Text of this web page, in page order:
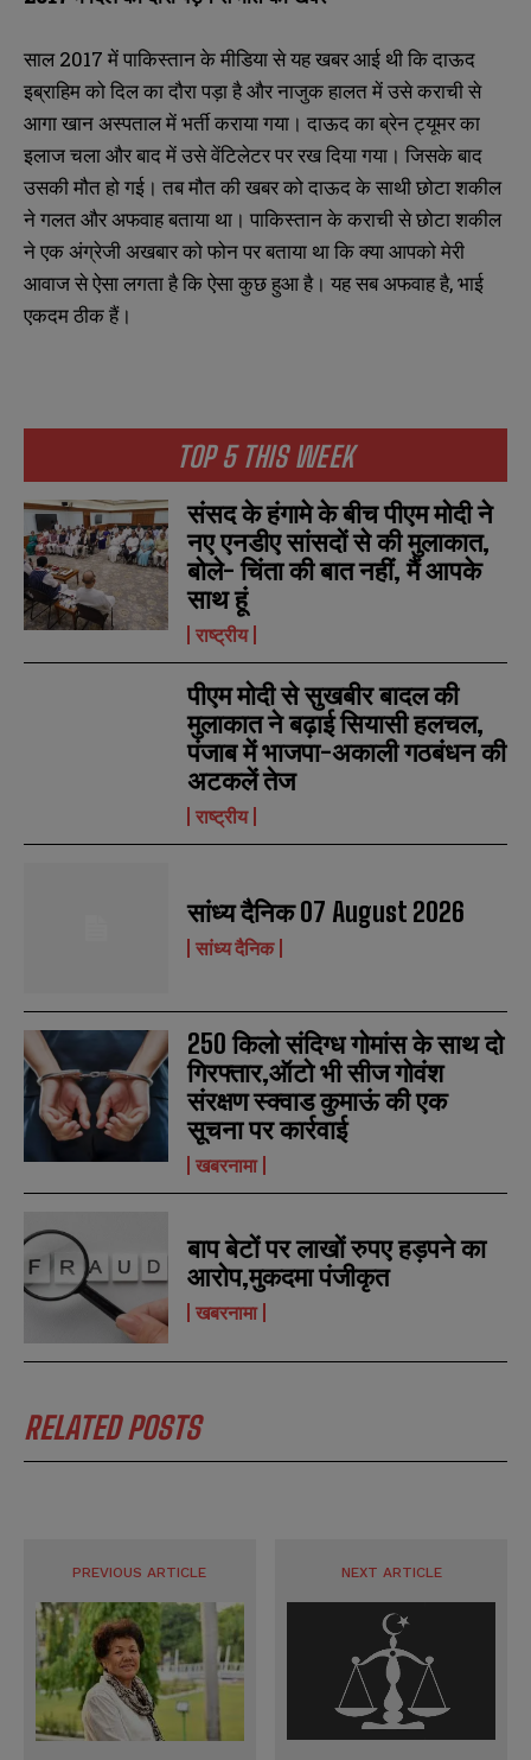
E
l
*
N
u
m
b
e
r
s
SUBMIT
E
l
*
N
u
m
b
e
r
s
SUBMIT
TOP 5 THIS WEEK
संसद के हंगामे के बीच पीएम मोदी ने
नए एनडीए सांसदों से की मुलाकात,
बोले- चिंता की बात नहीं, मैं आपके
साथ हूं
राष्ट्रीय
पीएम मोदी से सुखबीर बादल की
मुलाकात ने बढ़ाई सियासी हलचल,
पंजाब में भाजपा-अकाली गठबंधन की
अटकलें तेज
राष्ट्रीय
सांध्य दैनिक 07 August 2026
सांध्य दैनिक
250 किलो संदिग्ध गोमांस के साथ दो
गिरफ्तार,ऑटो भी सीज गोवंश
संरक्षण स्क्वाड कुमाऊं की एक
सूचना पर कार्रवाई
खबरनामा
बाप बेटों पर लाखों रुपए हड़पने का
आरोप,मुकदमा पंजीकृत
खबरनामा
RELATED POSTS
साल 2017 में पाकिस्तान के मीडिया से यह खबर आई थी कि दाऊद
इब्राहिम को दिल का दौरा पड़ा है और नाजुक हालत में उसे कराची से
आगा खान अस्पताल में भर्ती कराया गया। दाऊद का ब्रेन ट्यूमर का
इलाज चला और बाद में उसे वेंटिलेटर पर रख दिया गया। जिसके बाद
उसकी मौत हो गई। तब मौत की खबर को दाऊद के साथी छोटा शकील
ने गलत और अफवाह बताया था। पाकिस्तान के कराची से छोटा शकील
ने एक अंग्रेजी अखबार को फोन पर बताया था कि क्या आपको मेरी
आवाज से ऐसा लगता है कि ऐसा कुछ हुआ है। यह सब अफवाह है, भाई
एकदम ठीक हैं।
PREVIOUS ARTICLE NEXT ARTICLE